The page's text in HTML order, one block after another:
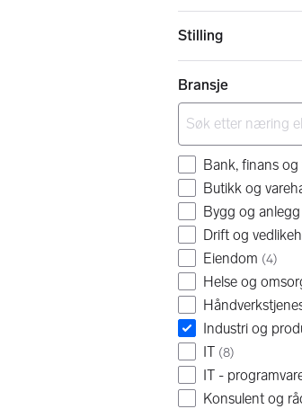
Stilling
Bransje
Bank, finans
Butikk og
Bygg og anlegg
Drift og
Eiendom (4)
Helse og
Industri og
IT (8)
IT -
Konsulent og